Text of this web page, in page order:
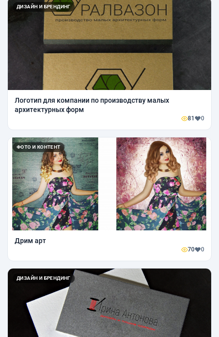
ДИЗАЙН И БРЕНДИНГ
Логотип для компании по производству малых
архитектурных форм
81 0
ФОТО И КОНТЕНТ
Дрим арт
70 0
ДИЗАЙН И БРЕНДИНГ